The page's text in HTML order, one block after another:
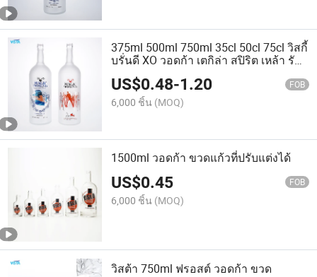
375ml 500ml 750ml 35cl 50cl 75cl วิสกี้
บรั่นดี XO วอดก้า เตกิล่า สปิริต เหล้า รัม
ไวน์ แชมเปญ ขวดแก้ว สำหรับจุกก๊อก จุก
เกลียว
US$0.48-1.20 FOB
6,000 ชิ้น (MOQ)
1500ml วอดก้า ขวดแก้วที่ปรับแต่งได้
US$0.45 FOB
6,000 ชิ้น (MOQ)
วิสต้า 750ml ฟรอสต์ วอดก้า ขวด